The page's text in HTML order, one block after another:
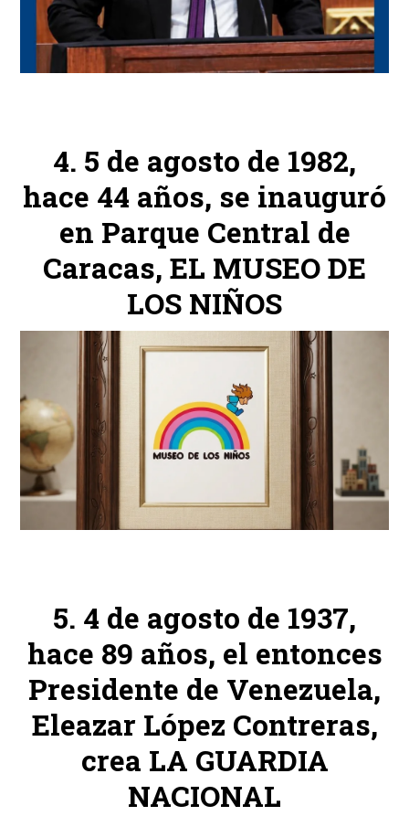
5 de agosto de 1982,
hace 44 años, se inauguró
en Parque Central de
Caracas, EL MUSEO DE
LOS NIÑOS
4 de agosto de 1937,
hace 89 años, el entonces
Presidente de Venezuela,
Eleazar López Contreras,
crea LA GUARDIA
NACIONAL